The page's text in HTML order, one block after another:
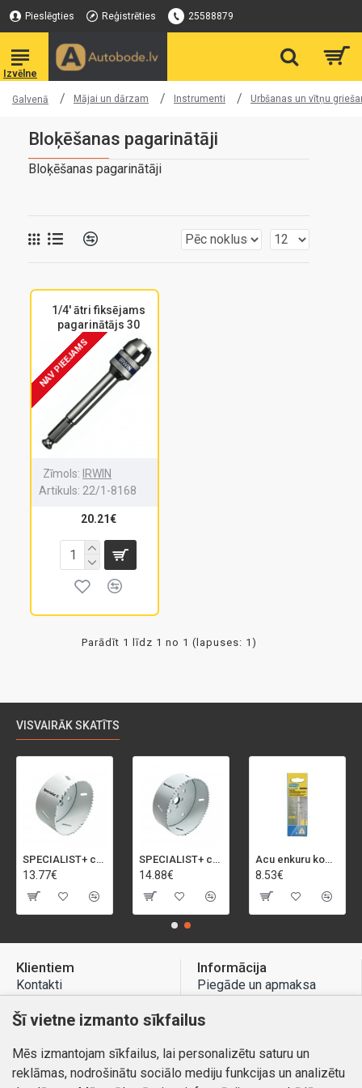
Pieslēgties Reģistrēties 25588879
Galvenā Mājai un dārzam Instrumenti Urbšanas un vītņu
Bloķēšanas pagarinātāji
Bloķēšanas pagarinātāji
1/4' ātri fiksējams
pagarinātājs 30
NAV PIEEJAMS
Zīmols: IRWIN
Artikuls: 22/1-8168
20.21€
Parādīt 1 līdz 1 no 1 (lapuses: 1)
VISVAIRĀK SKATĪTS
SPECIALIST+ caurumu zāģis BI-METAL, 92 mm
13.77€
SPECIALIST+ caurumu zāģis BI-METAL, 98 mm
14.88€
Acu enkuru komplekts, 3-13 mm, Rapid, 12 gab.
8.53€
Klientiem
Kontakti
Preču atgriešana
Mans profils
Informācija
Piegāde un apmaksa
Atteikuma tiesības
Kontakti
Šī vietne izmanto sīkfailus
Mēs izmantojam sīkfailus, lai personalizētu saturu un
reklāmas, nodrošinātu sociālo mediju funkcijas un analizētu